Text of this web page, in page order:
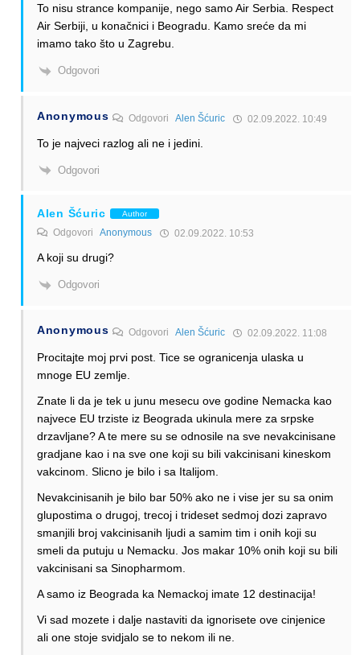
To nisu strance kompanije, nego samo Air Serbia. Respect
Air Serbiji, u konačnici i Beogradu. Kamo sreće da mi
imamo tako što u Zagrebu.
Odgovori
Anonymous OdgovoriAlen Šćuric 02.09.2022. 10:49
To je najveci razlog ali ne i jedini.
Odgovori
Alen Šćuric Author
Odgovori Anonymous 02.09.2022. 10:53
A koji su drugi?
Odgovori
Anonymous OdgovoriAlen Šćuric 02.09.2022. 11:08
Procitajte moj prvi post. Tice se ogranicenja ulaska u
mnoge EU zemlje.
Znate li da je tek u junu mesecu ove godine Nemacka kao
najvece EU trziste iz Beograda ukinula mere za srpske
drzavljane? A te mere su se odnosile na sve nevakcinisane
gradjane kao i na sve one koji su bili vakcinisani kineskom
vakcinom. Slicno je bilo i sa Italijom.
Nevakcinisanih je bilo bar 50% ako ne i vise jer su sa onim
glupostima o drugoj, trecoj i trideset sedmoj dozi zapravo
smanjili broj vakcinisanih ljudi a samim tim i onih koji su
smeli da putuju u Nemacku. Jos makar 10% onih koji su bili
vakcinisani sa Sinopharmom.
A samo iz Beograda ka Nemackoj imate 12 destinacija!
Vi sad mozete i dalje nastaviti da ignorisete ove cinjenice
ali one stoje svidjalo se to nekom ili ne.